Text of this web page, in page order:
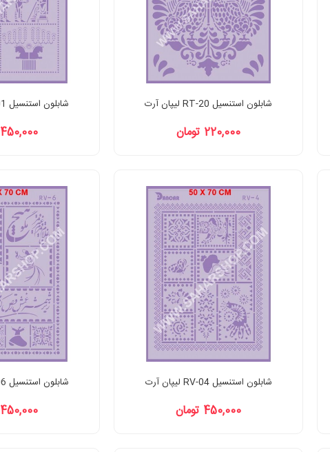
شابلون استنسیل RT-20 لیپان آرت
220,000 تومان
شابلون استنسیل RV-01 لیپان آرت
450,000 تومان
شابلون استنسیل RV-04 لیپان آرت
450,000 تومان
شابلون استنسیل RV-06 لیپان آرت
450,000 تومان